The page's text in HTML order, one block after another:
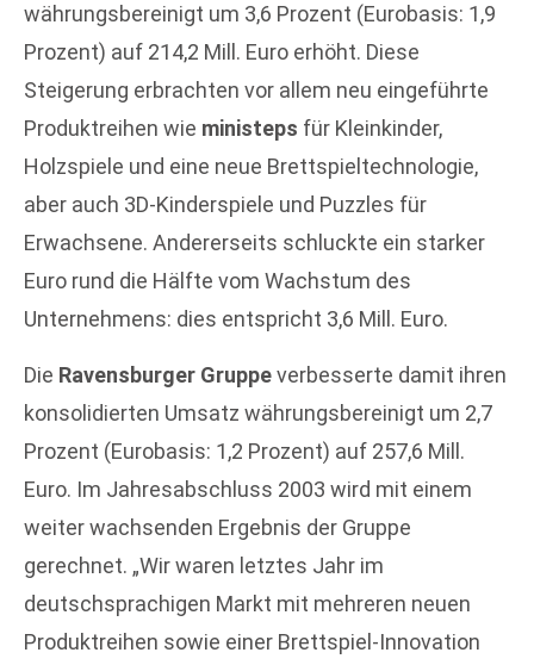
währungsbereinigt um 3,6 Prozent (Eurobasis: 1,9
Prozent) auf 214,2 Mill. Euro erhöht. Diese
Steigerung erbrachten vor allem neu eingeführte
Produktreihen wie ministeps für Kleinkinder,
Holzspiele und eine neue Brettspieltechnologie,
aber auch 3D-Kinderspiele und Puzzles für
Erwachsene. Andererseits schluckte ein starker
Euro rund die Hälfte vom Wachstum des
Unternehmens: dies entspricht 3,6 Mill. Euro.
Die Ravensburger Gruppeverbesserte damit ihren
konsolidierten Umsatz währungsbereinigt um 2,7
Prozent (Eurobasis: 1,2 Prozent) auf 257,6 Mill.
Euro. Im Jahresabschluss 2003 wird mit einem
weiter wachsenden Ergebnis der Gruppe
gerechnet. „Wir waren letztes Jahr im
deutschsprachigen Markt mit mehreren neuen
Produktreihen sowie einer Brettspiel-Innovation